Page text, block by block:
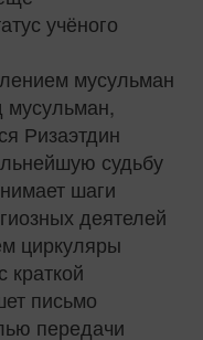
учёного
мусульман
мусульман,
Ризаэтдин
судьбу
шаги
деятелей
циркуляры
краткой
письмо
передачи